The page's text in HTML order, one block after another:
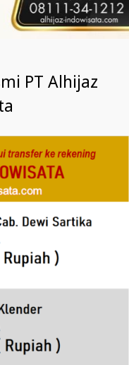
PT Alhijaz